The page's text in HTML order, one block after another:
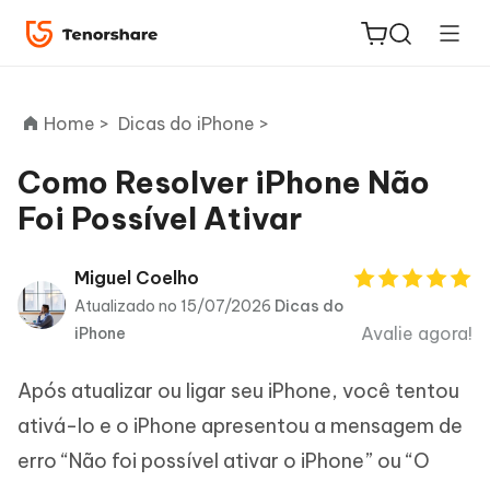
ReiBoot
PDNob
PDF
iAnyGo
Home > Dicas do iPhone >
Como Resolver iPhone Não
Foi Possível Ativar
Miguel Coelho
Atualizado no 15/07/2026 Dicas do
iPhone
Avalie agora!
Após atualizar ou ligar seu iPhone, você tentou
ativá-lo e o iPhone apresentou a mensagem de
erro “Não foi possível ativar o iPhone” ou “O